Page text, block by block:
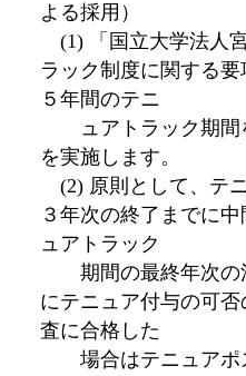
よる採用）
(1) 「国立大学法人
ラック制度に関する要
５年間のテニ
ュアトラック期間
を実施します。
(2) 原則として、テ
３年次の終了までに
ュアトラック
期間の最終年次の
にテニュア付与の可
査に合格した
場合はテニュアポ